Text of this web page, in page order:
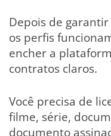
Depois de
os perfis
encher a
contratos claros.
Você precisa de
filme, série,
documento